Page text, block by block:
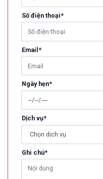
Số điện thoại*
Email*
Ngày hẹn*
Dịch vụ*
Ghi chú*